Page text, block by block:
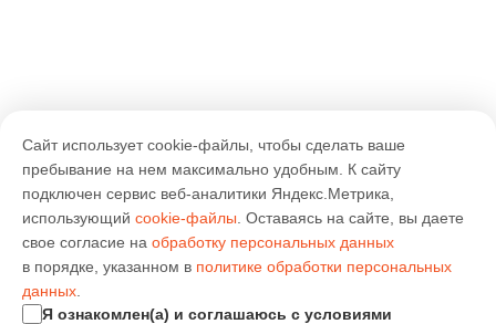
Сайт использует cookie-файлы, чтобы сделать ваше
пребывание на нем максимально удобным. К cайту
подключен сервис веб-аналитики Яндекс.Метрика,
использующий cookie-файлы . Оставаясь на сайте, вы даете
свое согласие на обработку персональных данных
в порядке, указанном в политике обработки персональных
данных
Я ознакомлен(а) и соглашаюсь с условиями